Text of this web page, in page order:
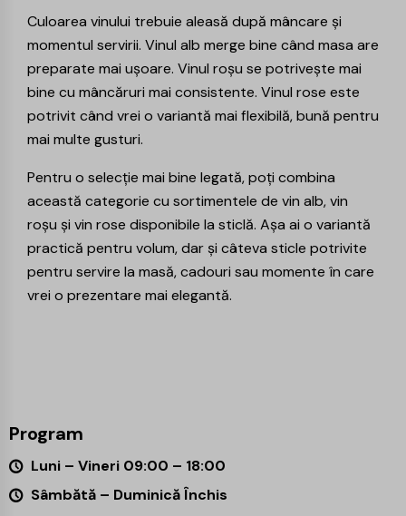
Culoarea vinului trebuie aleasă după mâncare și
momentul servirii. Vinul alb merge bine când masa are
preparate mai ușoare. Vinul roșu se potrivește mai
bine cu mâncăruri mai consistente. Vinul rose este
potrivit când vrei o variantă mai flexibilă, bună pentru
mai multe gusturi.
Pentru o selecție mai bine legată, poți combina
această categorie cu sortimentele de vin alb, vin
roșu și vin rose disponibile la sticlă. Așa ai o variantă
practică pentru volum, dar și câteva sticle potrivite
pentru servire la masă, cadouri sau momente în care
vrei o prezentare mai elegantă.
Program
Luni – Vineri 09:00 – 18:00
Sâmbătă – Duminică Închis